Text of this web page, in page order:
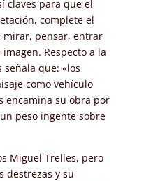
claves para que el
complete el
mirar, pensar, entrar
Respecto a la
que: «los
como vehículo
encamina su obra por
peso ingente sobre
Miguel Trelles, pero
destrezas y su